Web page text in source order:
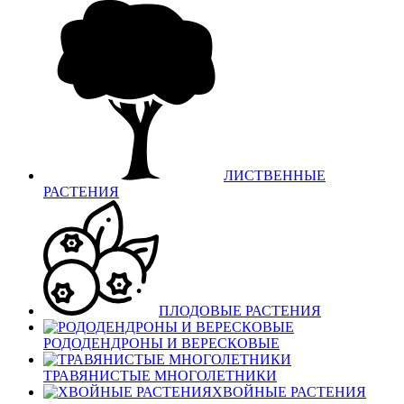
ЛИСТВЕННЫЕ
РАСТЕНИЯ
ПЛОДОВЫЕ РАСТЕНИЯ
РОДОДЕНДРОНЫ И ВЕРЕСКОВЫЕ
ТРАВЯНИСТЫЕ МНОГОЛЕТНИКИ
ХВОЙНЫЕ РАСТЕНИЯ